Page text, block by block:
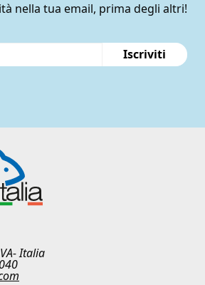
nella tua email, prima degli altri!
Italia